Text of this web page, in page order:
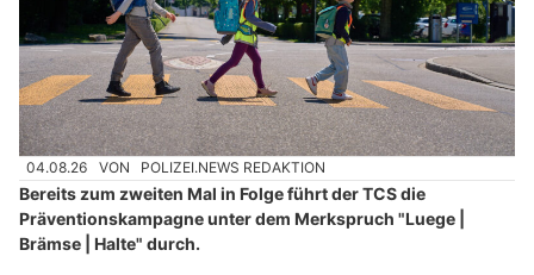
04.08.26 VON POLIZEI.NEWS REDAKTION
Bereits zum zweiten Mal in Folge führt der TCS die
Präventionskampagne unter dem Merkspruch "Luege |
Brämse | Halte" durch.